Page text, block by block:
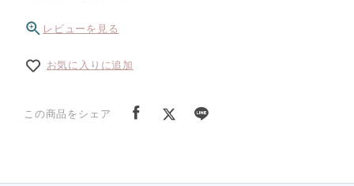
レビューを見る
お気に入りに追加
この商品をシェア